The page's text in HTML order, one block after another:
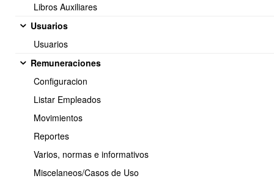
Libros Auxiliares
Usuarios
Usuarios
Remuneraciones
Configuracion
Listar Empleados
Movimientos
Reportes
Varios, normas e informativos
Miscelaneos/Casos de Uso
De forma Manual uno a uno:
Crear las distintas ubicaciones -> Clickear en